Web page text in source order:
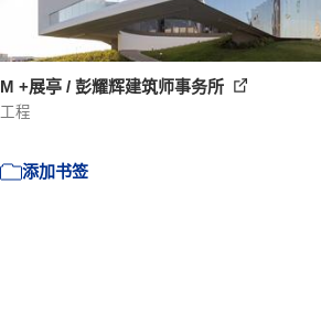
M +展亭 / 彭耀辉建筑师事务所
工程
添加书签